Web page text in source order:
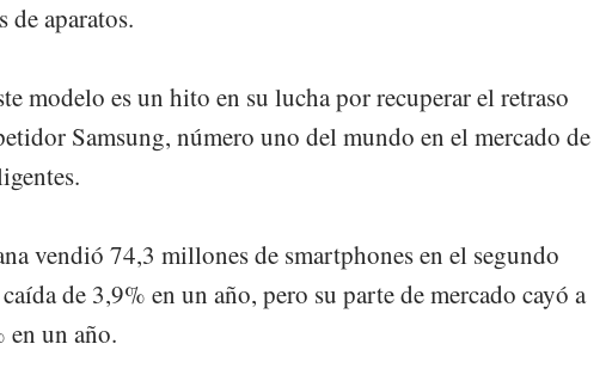
aparatos.
modelo es un hito en su lucha por recuperar el retraso
Samsung, número uno del mundo en el mercado de
vendió 74,3 millones de smartphones en el segundo
de 3,9% en un año, pero su parte de mercado cayó a
en un año.